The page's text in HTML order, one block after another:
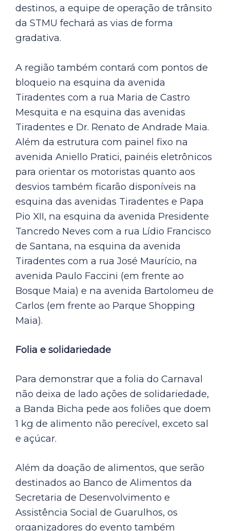
destinos, a equipe de operação de trânsito
da STMU fechará as vias de forma
gradativa.
A região também contará com pontos de
bloqueio na esquina da avenida
Tiradentes com a rua Maria de Castro
Mesquita e na esquina das avenidas
Tiradentes e Dr. Renato de Andrade Maia.
Além da estrutura com painel fixo na
avenida Aniello Pratici, painéis eletrônicos
para orientar os motoristas quanto aos
desvios também ficarão disponíveis na
esquina das avenidas Tiradentes e Papa
Pio XII, na esquina da avenida Presidente
Tancredo Neves com a rua Lídio Francisco
de Santana, na esquina da avenida
Tiradentes com a rua José Maurício, na
avenida Paulo Faccini (em frente ao
Bosque Maia) e na avenida Bartolomeu de
Carlos (em frente ao Parque Shopping
Maia).
Folia e solidariedade
Para demonstrar que a folia do Carnaval
não deixa de lado ações de solidariedade,
a Banda Bicha pede aos foliões que doem
1 kg de alimento não perecível, exceto sal
e açúcar.
Além da doação de alimentos, que serão
destinados ao Banco de Alimentos da
Secretaria de Desenvolvimento e
Assistência Social de Guarulhos, os
organizadores do evento também